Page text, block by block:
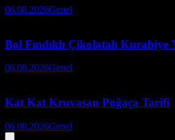
06.08.2026Genel
Bol Fındıklı Çikolatalı Kurabiye
06.08.2026Genel
Kat Kat Kruvasan Poğaça Tarifi
06.08.2026Genel